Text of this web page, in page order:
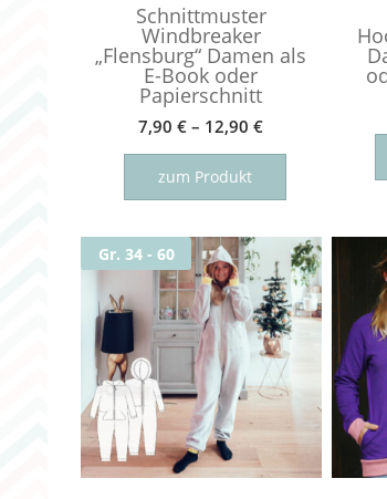
Schnittmuster
Windbreaker
„Flensburg“ Damen als
E-Book oder
Papierschnitt
7,90€ – 12,90€
zum Produkt
Dieses
weist
Varianten
auf.
Die
Optionen
können
auf
der
Produktseite
gewählt
Gr. 34 - 60